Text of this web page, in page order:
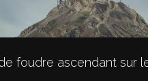
foudre ascendant sur